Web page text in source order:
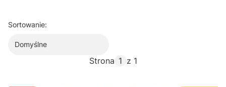
Sortowanie:
Domyślne
Strona z 1